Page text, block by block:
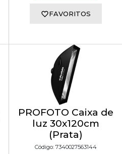
FAVORITOS
PROFOTO Caixa de
luz 30x120cm
(Prata)
Código: 7340027563144